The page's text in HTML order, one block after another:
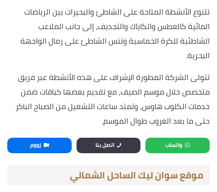
تتنوع الأنشطة المتاحة على الشاطئ والبحيرات بين الرياضات
المائية كالغطس والكاياك والتجديف، إلى جانب الملاعب
الشاطئية للكرة الخماسية وتنس الشاطئ على رمال الواجهة
البحرية.
تتولى الشركة المطورة الإشراف على هذه الأنشطة عبر فريق
متخصص خلال موسم الصيف، مع تقديم بعضها كباقات ضمن
خدمات الكلوب هاوس، وتمتد ساعات التشغيل من الصباح الباكر
حتى ما بعد الغروب طوال الموسم.
واتساب اتصل بنا زووم
موقع سوان ليك الساحل الشمالي